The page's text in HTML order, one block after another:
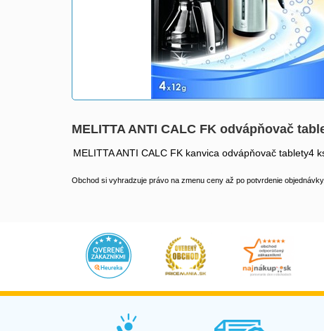
MELITTA ANTI CALC FK odvápňovač
MELITTA ANTI CALC FK kanvica odvápňovač tablety4
Obchod si vyhradzuje právo na zmenu ceny až po potvrdenie